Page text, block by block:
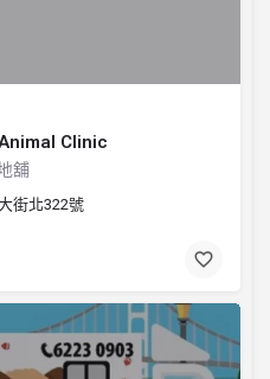
Clinic
舖
街北322號